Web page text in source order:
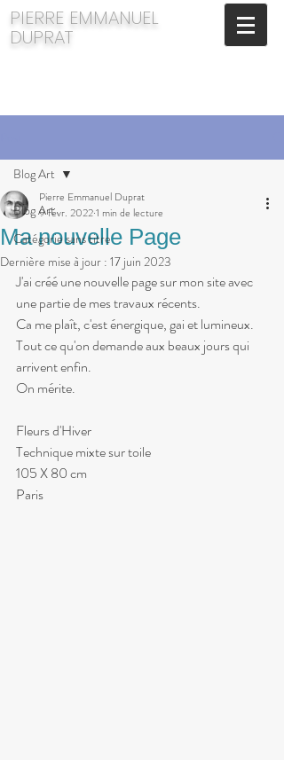
​PIERRE EMMANUEL
DUPRAT
Blog Art
Catégorie sans titre
Blog Art
Ma nouvelle Page
Pierre Emmanuel Duprat
9 févr. 20221 min de lecture
Dernière mise à jour : 17 juin 2023
J'ai créé une nouvelle page sur mon site avec
une partie de mes travaux récents.
Ca me plaît, c'est énergique, gai et lumineux.
Tout ce qu'on demande aux beaux jours qui
arrivent enfin.
On mérite.
Fleurs d'Hiver
Technique mixte sur toile
105 X 80 cm
Paris